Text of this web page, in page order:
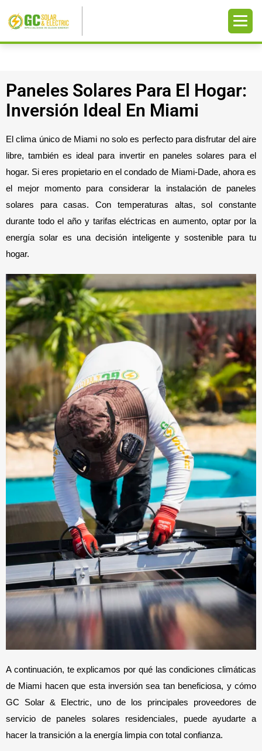
Paneles Solares Para El Hogar:
Inversión Ideal En Miami
El clima único de Miami no solo es perfecto para disfrutar del aire
libre, también es ideal para invertir en paneles solares para el
hogar. Si eres propietario en el condado de Miami-Dade, ahora es
el mejor momento para considerar la instalación de paneles
solares para casas. Con temperaturas altas, sol constante
durante todo el año y tarifas eléctricas en aumento, optar por la
energía solar es una decisión inteligente y sostenible para tu
hogar.
A continuación, te explicamos por qué las condiciones climáticas
de Miami hacen que esta inversión sea tan beneficiosa, y cómo
GC Solar & Electric, uno de los principales proveedores de
servicio de paneles solares residenciales, puede ayudarte a
hacer la transición a la energía limpia con total confianza.